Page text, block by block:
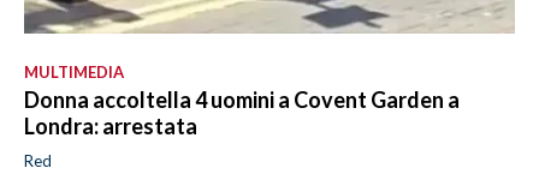
MULTIMEDIA
Donna accoltella 4 uomini a Covent Garden a
Londra: arrestata
Red